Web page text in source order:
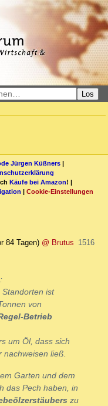
Los
Jürgen Küßners |
Käufe bei Amazon! |
| Cookie-Einstellungen
84 Tagen) @ Brutus 1516
ist
von
Betrieb
um Öl, dass sich
nachweisen ließ.
Garten und dem
das Pech haben, in
zu